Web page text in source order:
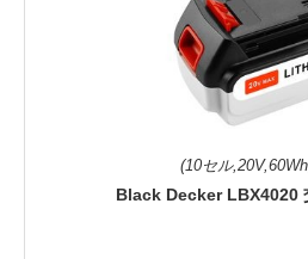
(10セル
Black Decker LBX4020